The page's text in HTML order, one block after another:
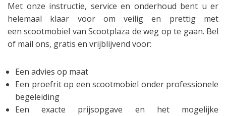
Met onze instructie, service en onderhoud bent u er
helemaal klaar voor om veilig en prettig met
een scootmobiel van Scootplaza de weg op te gaan. Bel
of mail ons, gratis en vrijblijvend voor:
Een advies op maat
Een proefrit op een scootmobiel onder professionele
begeleiding
Een exacte prijsopgave en het mogelijke